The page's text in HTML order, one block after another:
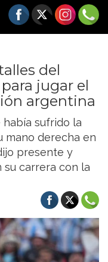
del
jugar el
argentina
había sufrido la
mano derecha en
presente y
su carrera con la